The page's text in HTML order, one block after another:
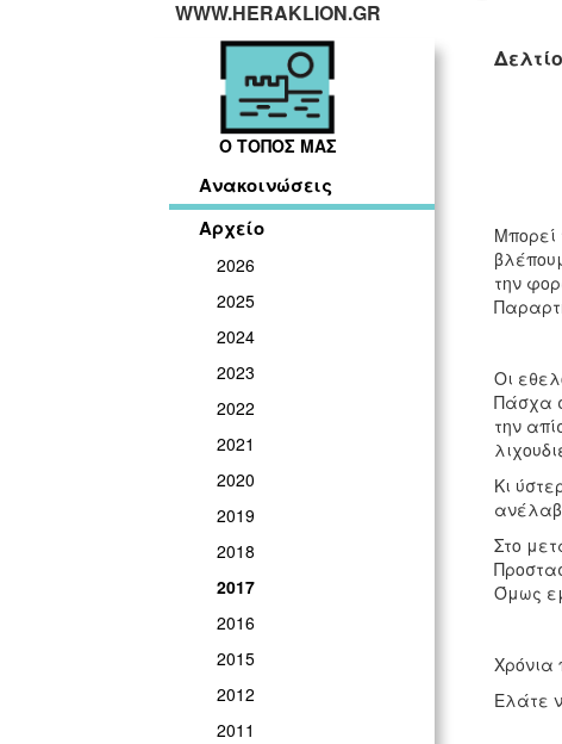
WWW.HERAKLION.GR
Ο ΤΟΠΟΣ ΜΑΣ
Ανακοινώσεις
Αρχείο
2026
2025
2024
2023
2022
2021
2020
2019
2018
2017
2016
2015
2012
2011
Μπορεί
την
Οι
Πάσχα
την
Κι
Στο
Όμως
Χρόνια
Ελάτε